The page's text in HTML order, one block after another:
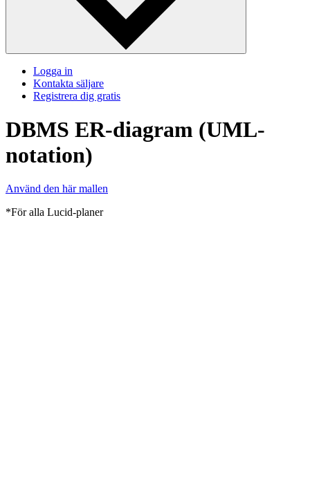
Logga in
Kontakta säljare
Registrera dig gratis
DBMS ER-diagram (UML-
notation)
Använd den här mallen
*För alla Lucid-planer